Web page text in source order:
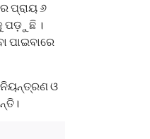
ପ୍ରାୟ ୬
ପଡ଼ୁଛି ।
ପାଇବାରେ
ନିୟନ୍ତ୍ରଣ ଓ